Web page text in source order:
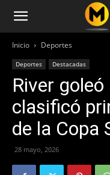
Inicio Deportes
Deportes Destacadas
River
clasificó
de la Copa
28 mayo, 2026